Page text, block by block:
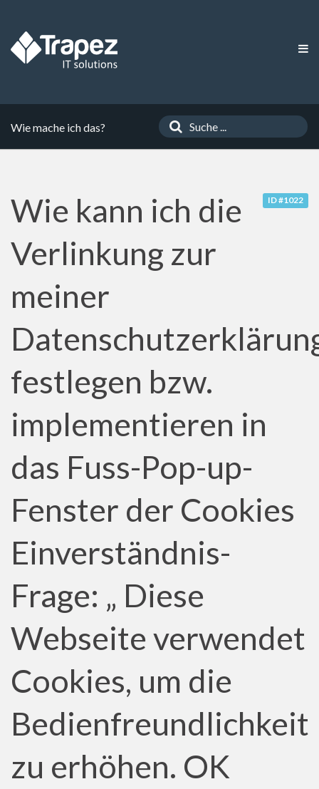
Wie mache ich das?
ID #1022
Wie kann ich die
Verlinkung zur
meiner
festlegen bzw.
implementieren in
das Fuss-Pop-up-
Fenster der Cookies
Einverständnis-
Frage: „ Diese
Webseite verwendet
Cookies, um die
Bedienfreundlichkeit
zu erhöhen. OK